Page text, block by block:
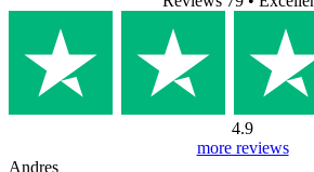
4.9
more reviews
Andres